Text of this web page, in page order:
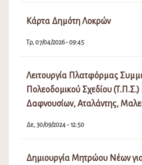
Κάρτα Δημότη Λοκρών
Τρ, 07/04/2026 - 09:45
Λειτουργία Πλατφόρμας
Πολεοδομικού Σχεδίου
Δαφνουσίων, Αταλάντης,
Δε, 30/09/2024 - 12:50
Δημιουργία Μητρώου Νέων